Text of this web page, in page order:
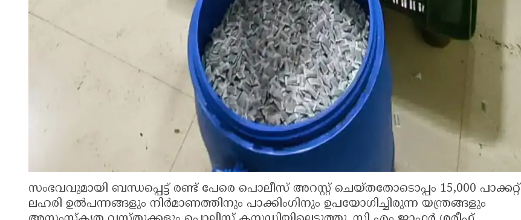
സംഭവവുമായി ബന്ധപ്പെട്ട് രണ്ട് പേരെ പൊലീസ് അറസ്റ്റ് ചെയ്തതോടൊപ്പം 15,000 പാക്കറ്റ്
ലഹരി ഉൽപന്നങ്ങളും നിർമാണത്തിനും പാക്കിംഗിനും ഉപയോഗിച്ചിരുന്ന യന്ത്രങ്ങളും